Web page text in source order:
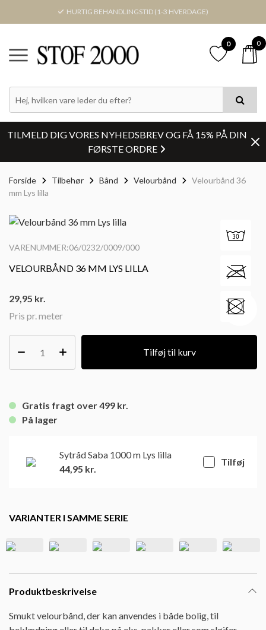
HURTIG BEHANDLINGSTID (1-3 HVERDAGE)
0 0
TILMELD DIG VORES NYHEDSBREV OG FÅ 15% PÅ DIN
FØRSTE ORDRE
Forside Tilbehør Bånd Velourbånd
Velourbånd 36
mm Lys lilla
VARENUMMER:06/0232/0009/000
VELOURBÅND 36 MM LYS LILLA
Pris pr. meter
29,95 kr.
Tilføj til kurv
Gratis fragt over 499 kr.
På lager
Sytråd Saba 1000 m Lys lilla
44,95 kr.
Tilføj
VARIANTER I SAMME SERIE
Produktbeskrivelse
Smukt velourbånd, der kan anvendes i både bolig, til